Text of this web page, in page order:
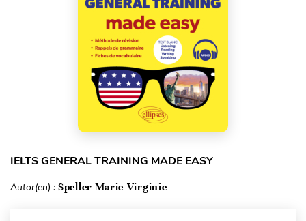
IELTS GENERAL TRAINING MADE EASY
Autor(en) : Speller Marie-Virginie